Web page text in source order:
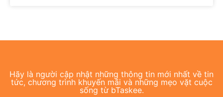
Hãy là người cập nhật những thông tin mới nhất về tin
tức, chương trình khuyến mãi và những mẹo vặt cuộc
sống từ bTaskee.